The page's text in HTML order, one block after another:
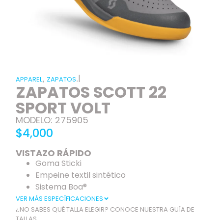
APPAREL, ZAPATOS.|
ZAPATOS SCOTT 22
SPORT VOLT
MODELO: 275905
$4,000
VISTAZO RÁPIDO
Goma Sticki
Empeine textil sintético
Sistema Boa®
VER MÁS ESPECÍFICACIONES
¿NO SABES QUÉ TALLA ELEGIR? CONOCE NUESTRA GUÍA DE